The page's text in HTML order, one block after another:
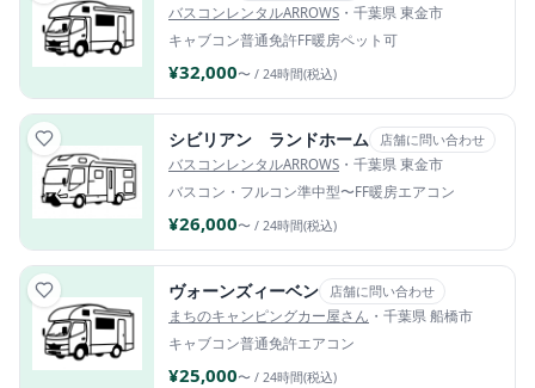
バスコンレンタルARROWS ・千葉県 東金市
キャブコン普通免許FF暖房ペット可
¥32,000〜 / 24時間(税込)
シビリアン ランドホーム 店舗に問い合わせ
バスコンレンタルARROWS ・千葉県 東金市
バスコン・フルコン準中型〜FF暖房エアコン
¥26,000〜 / 24時間(税込)
ヴォーンズィーベン 店舗に問い合わせ
まちのキャンピングカー屋さん ・千葉県 船橋市
キャブコン普通免許エアコン
¥25,000〜 / 24時間(税込)